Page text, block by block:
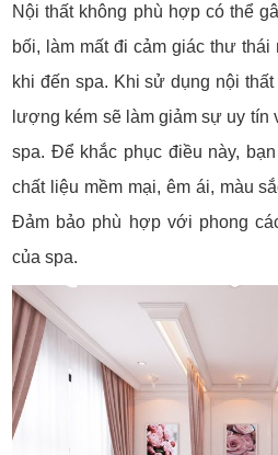
Nội thất không phù hợp có thể
bối, làm mất đi cảm giác thư
khi đến spa. Khi sử dụng nội
lượng kém sẽ làm giảm sự uy tín
spa. Để khắc phục điều này,
chất liệu mềm mại, êm ái, màu
Đảm bảo phù hợp với phong
của spa.